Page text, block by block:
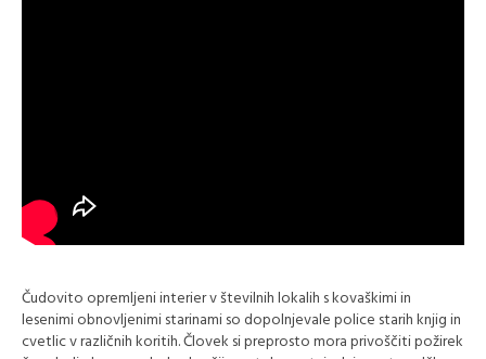
Čudovito opremljeni interier v številnih lokalih s kovaškimi in
lesenimi obnovljenimi starinami so dopolnjevale police starih knjig in
cvetlic v različnih koritih. Človek si preprosto mora privoščiti požirek